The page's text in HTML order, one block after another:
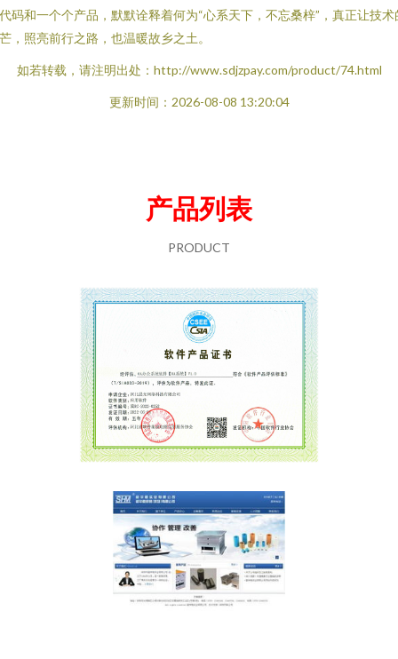
码和一个个产品，默默诠释着何为“心系天下，不忘桑梓”，真正让技术
，照亮前行之路，也温暖故乡之土。
如若转载，请注明出处：http://www.sdjzpay.com/product/74.html
更新时间：2026-08-08 13:20:04
产品列表
PRODUCT